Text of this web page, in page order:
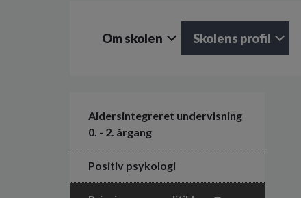
Om skolen Skolens profil
Aldersintegreret undervisning
0. - 2. årgang
Positiv psykologi